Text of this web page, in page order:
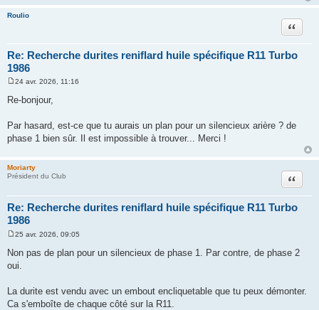
Roulio
Re: Recherche durites reniflard huile spécifique R11 Turbo
1986
Citation
s
g
e
24 avr. 2026, 11:16
Re-bonjour,
Par hasard, est-ce que tu aurais un plan pour un silencieux arière ? de
phase 1 bien sûr. Il est impossible à trouver... Merci !
Moriarty
Président du Club
Re: Recherche durites reniflard huile spécifique R11 Turbo
1986
Citation
s
s
e
25 avr. 2026, 09:05
Non pas de plan pour un silencieux de phase 1. Par contre, de phase 2
oui.
La durite est vendu avec un embout encliquetable que tu peux démonter.
Ca s'emboîte de chaque côté sur la R11.